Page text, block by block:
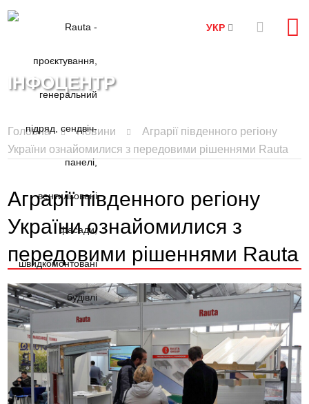
УКР
ІНФОЦЕНТР
Головна Новини
Аграрії південного регіону
України ознайомилися з передовими рішеннями Rauta
Аграрії південного регіону
України ознайомилися з
передовими рішеннями Rauta